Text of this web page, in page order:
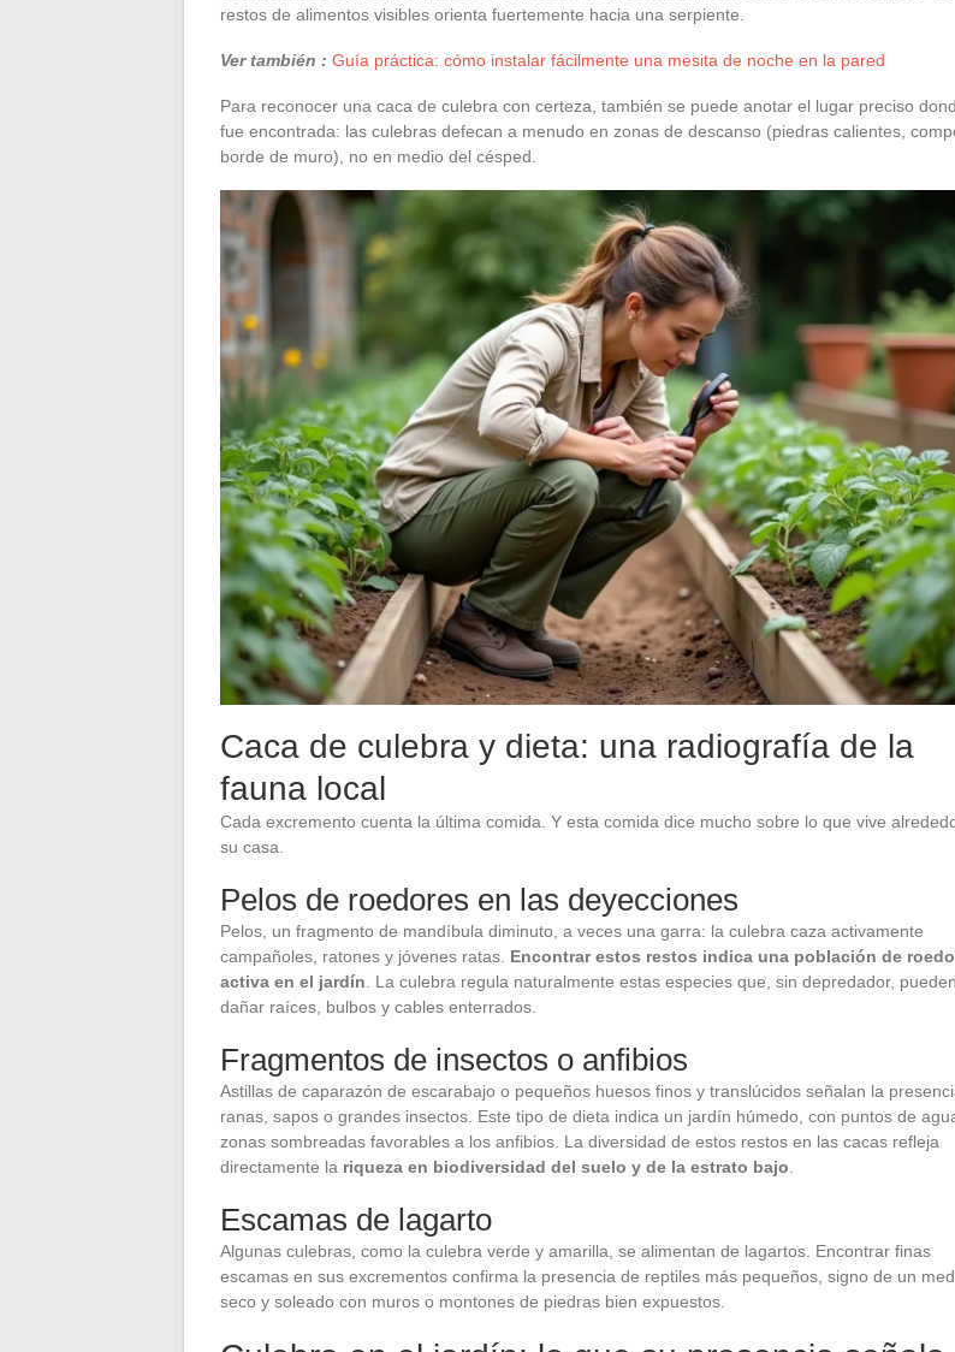
restos de alimentos visibles orienta fuertemente hacia una serpiente.
Ver también : Guía práctica: cómo instalar fácilmente una mesita de noche en la pared
Para reconocer una caca de culebra con certeza, también se puede anotar el lugar preciso
fue encontrada: las culebras defecan a menudo en zonas de descanso (piedras calientes,
borde de muro), no en medio del césped.
Caca de culebra y dieta: una radiografía de la
fauna local
Cada excremento cuenta la última comida. Y esta comida dice mucho sobre lo que vive
su casa.
Pelos de roedores en las deyecciones
Pelos, un fragmento de mandíbula diminuto, a veces una garra: la culebra caza activamente
campañoles, ratones y jóvenes ratas. Encontrar estos restos indica una población de
activa en el jardín. La culebra regula naturalmente estas especies que, sin depredador, pueden
dañar raíces, bulbos y cables enterrados.
Fragmentos de insectos o anfibios
Astillas de caparazón de escarabajo o pequeños huesos finos y translúcidos señalan la
ranas, sapos o grandes insectos. Este tipo de dieta indica un jardín húmedo, con puntos de
zonas sombreadas favorables a los anfibios. La diversidad de estos restos en las cacas refleja
directamente la riqueza en biodiversidad del suelo y de la estrato bajo.
Escamas de lagarto
Algunas culebras, como la culebra verde y amarilla, se alimentan de lagartos. Encontrar finas
escamas en sus excrementos confirma la presencia de reptiles más pequeños, signo de un
seco y soleado con muros o montones de piedras bien expuestos.